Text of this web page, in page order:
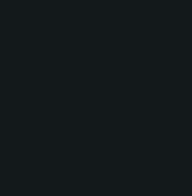
11:
(nie